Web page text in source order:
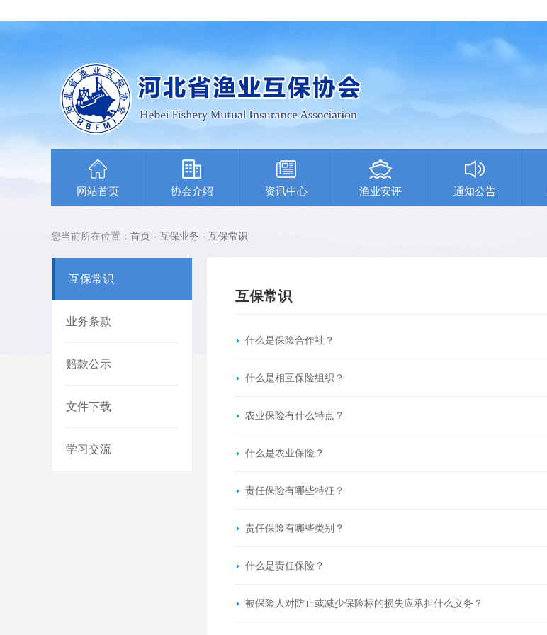
网站首页 协会介绍 资讯中心 渔业安评 通知公告
您当前所在位置： 首页 - 互保业务 - 互保常识
互保常识
业务条款
赔款公示
文件下载
学习交流
互保常识
什么是保险合作社？
什么是相互保险组织？
农业保险有什么特点？
什么是农业保险？
责任保险有哪些特征？
责任保险有哪些类别？
什么是责任保险？
被保险人对防止或减少保险标的损失应承担什么义务？